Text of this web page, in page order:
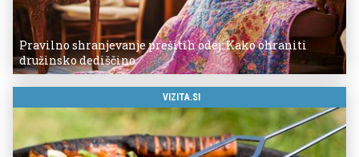
Pravilno shranjevanje prešitih odej: Kako ohraniti
družinsko dediščino
VIZITA.SI